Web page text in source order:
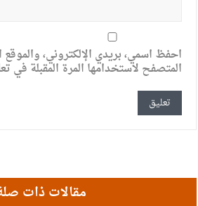
احفظ اسمي، بريدي الإلكتروني، والموقع
المتصفح لاستخدامها المرة المقبلة في
مقالات ذات